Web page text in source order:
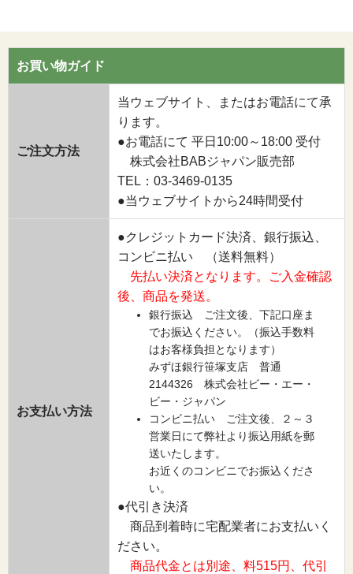
お買い物ガイド
ご注文方法
当ウェブサイト、またはお電話にて承
ります。
●お電話にて 平日10:00～18:00 受付
株式会社BABジャパン販売部
TEL：03-3469-0135
●当ウェブサイトから24時間受付
お支払い方法
●クレジットカード決済、銀行振込、
コンビニ払い （送料無料）
先払い決済となります。ご入金確認
後、商品を発送。
銀行振込 ご注文後、下記口座ま
でお振込ください。（振込手数料
はお客様負担となります）
みずほ銀行笹塚支店 普通
2144326 株式会社ビー・エー・
ビー・ジャパン
コンビニ払い ご注文後、２～３
営業日にて弊社より振込用紙を郵
送いたします。
お近くのコンビニでお振込くださ
い。
●代引き決済
商品到着時に宅配業者にお支払いく
ださい。
商品代金とは別途、料515円、代引